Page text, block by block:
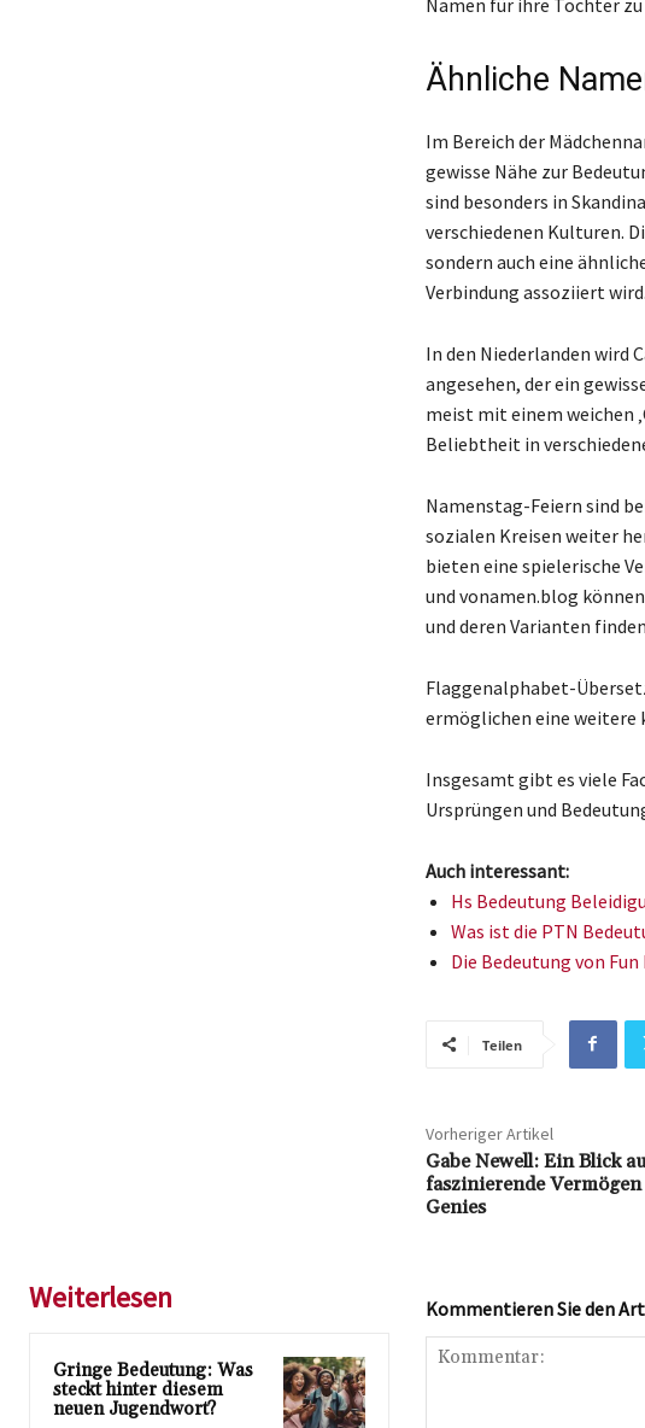
Ähnliche
Im Bereich der
gewisse Nähe zur
sind besonders in
verschiedenen Kulturen.
sondern auch eine
Verbindung assoziiert wird.
In den Niederlanden wird
angesehen, der ein
meist mit einem weichen
Beliebtheit in
Namenstag-Feiern sind
sozialen Kreisen weiter
bieten eine spielerische
und vonamen.blog
und deren Varianten
Flaggenalphabet-
ermöglichen eine weitere
Insgesamt gibt es viele
Ursprüngen und
Auch interessant:
Hs Bedeutung
Was ist die PTN
Die Bedeutung von
Teilen
Vorheriger Artikel
Gabe Newell: Ein Blick
faszinierende Vermögen
Genies
Weiterlesen
Gringe Bedeutung: Was
steckt hinter diesem
neuen Jugendwort?
Kommentieren Sie den